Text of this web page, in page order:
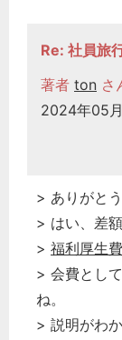
Re: 社員旅
著者 ton さ
2024年05
> ありがと
> はい、差
> 福利厚生費
> 会費とし
ね。
> 説明がわ